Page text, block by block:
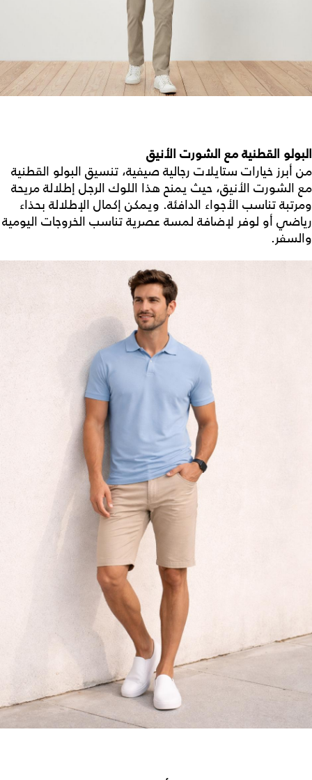
البولو القطنية مع الشورت الأنيق
من أبرز خيارات ستايلات رجالية صيفية، تنسيق البولو القطنية
مع الشورت الأنيق، حيث يمنح هذا اللوك الرجل إطلالة مريحة
ومرتبة تناسب الأجواء الدافئة. ويمكن إكمال الإطلالة بحذاء
رياضي أو لوفر لإضافة لمسة عصرية تناسب الخروجات اليومية
والسفر.